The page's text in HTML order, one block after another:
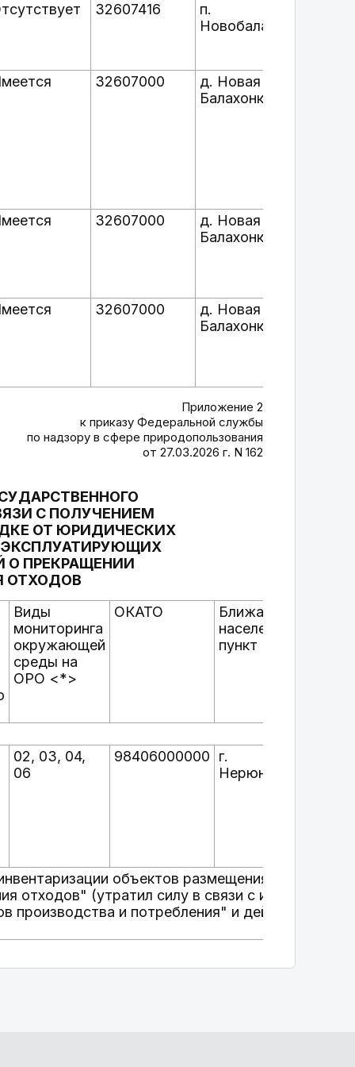
32607416
п.
Новобалахонка
32607000
д. Новая
Балахонка
32607000
д. Новая
Балахонка
32607000
д. Новая
Балахонка
Приложение 2
к приказу Федеральной службы
по надзору в сфере природопользования
от 27.03.2026 г. N 162
С ПОЛУЧЕНИЕМ
ОТ ЮРИДИЧЕСКИХ
О ПРЕКРАЩЕНИИ
ОТХОДОВ
Виды
мониторинга
окружающей
среды на
ОРО <*>
ОКАТО
Ближайший
населенный
пункт
02, 03, 04,
06
98406000000
г.
Нерюнгри
объектов размещения
отходов" (утратил силу в связи с изданием
и потребления" и действовал